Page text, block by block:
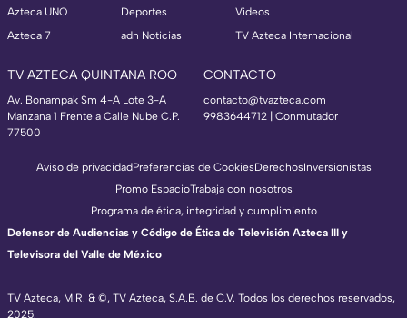
Azteca UNO
Azteca 7
Deportes
adn Noticias
Videos
TV Azteca Internacional
TV AZTECA QUINTANA ROO
Av. Bonampak Sm 4-A Lote 3-A
Manzana 1 Frente a Calle Nube C.P.
77500
CONTACTO
contacto@tvazteca.com
9983644712 | Conmutador
TV Azteca, M.R. & ©, TV Azteca, S.A.B. de C.V. Todos los derechos reservados,
2025.
Aviso de privacidadPreferencias de CookiesDerechosInversionistas
Promo EspacioTrabaja con nosotros
Programa de ética, integridad y cumplimiento
Defensor de Audiencias y Código de Ética de Televisión Azteca III y
Televisora del Valle de México